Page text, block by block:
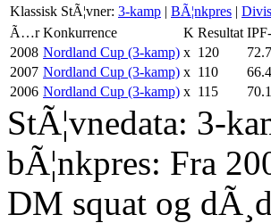
Klassisk StÃ¦vner: 3-kamp | BÃ¦nkpres |
Ã…r Konkurrence K Resultat
2008 Nordland Cup (3-kamp) x 120
2007 Nordland Cup (3-kamp) x 110
2006 Nordland Cup (3-kamp) x 115
StÃ¦vnedata: 3-
bÃ¦nkpres: Fra
DM squat og